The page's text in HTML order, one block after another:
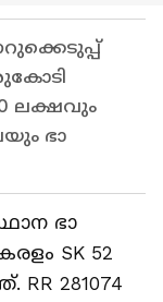
ലക്ഷവും
ഭാ​
ഭാ​
SK 52
281074